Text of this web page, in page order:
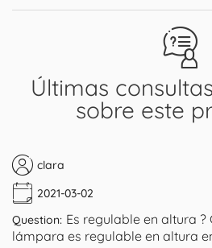
Últimas
sobre este
clara
2021-03-02
Question: Es regulable en altura ?
lámpara es regulable en altura